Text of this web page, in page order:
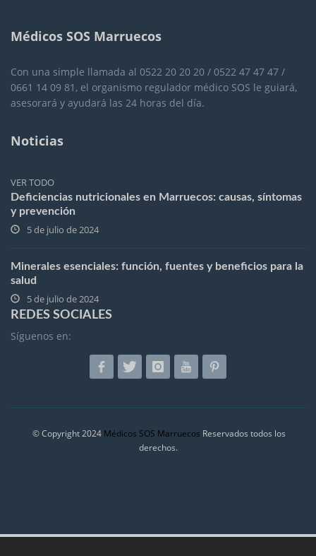
Médicos SOS Marruecos
Con una simple llamada al 0522 20 20 20 / 0522 47 47 47 /
0661 14 09 81, el organismo regulador médico SOS le guiará,
asesorará y ayudará las 24 horas del día.
Noticias
VER TODO
Deficiencias nutricionales en Marruecos: causas, síntomas
y prevención
5 de julio de 2024
Minerales esenciales: función, fuentes y beneficios para la
salud
5 de julio de 2024
REDES SOCIALES
Síguenos en:
© Copyright 2024 Médicos SOS Marruecos Reservados todos los
derechos.